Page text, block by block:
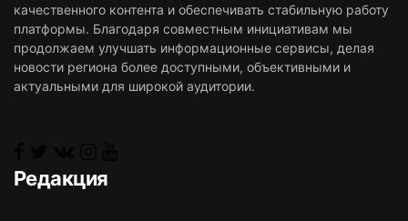
качественного контента и обеспечивать стабильную работу
платформы. Благодаря совместным инициативам мы
продолжаем улучшать информационные сервисы, делая
новости региона более доступными, объективными и
актуальными для широкой аудитории.
Редакция